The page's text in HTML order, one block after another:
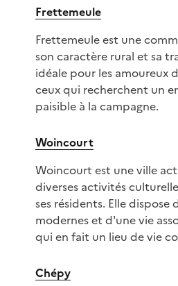
Frettemeule
Frettemeule est une
son caractère rural et sa
idéale pour les amoureux
ceux qui recherchent un
paisible à la campagne.
Woincourt
Woincourt est une ville
diverses activités
ses résidents. Elle
modernes et d'une vie
qui en fait un lieu de vie
Chépy